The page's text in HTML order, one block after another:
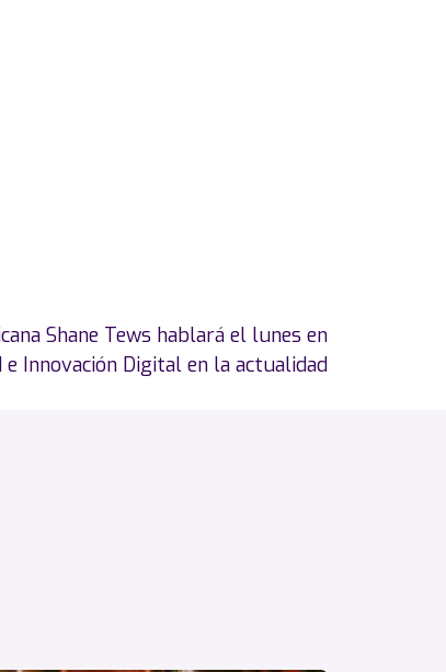
Shane Tews hablará el lunes en
Innovación Digital en la actualidad